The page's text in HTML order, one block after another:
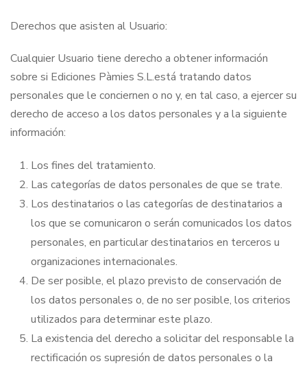
Derechos que asisten al Usuario:
Cualquier Usuario tiene derecho a obtener información
sobre si Ediciones Pàmies S.L.está tratando datos
personales que le conciernen o no y, en tal caso, a ejercer su
derecho de acceso a los datos personales y a la siguiente
información:
Los fines del tratamiento.
Las categorías de datos personales de que se trate.
Los destinatarios o las categorías de destinatarios a
los que se comunicaron o serán comunicados los datos
personales, en particular destinatarios en terceros u
organizaciones internacionales.
De ser posible, el plazo previsto de conservación de
los datos personales o, de no ser posible, los criterios
utilizados para determinar este plazo.
La existencia del derecho a solicitar del responsable la
rectificación os supresión de datos personales o la